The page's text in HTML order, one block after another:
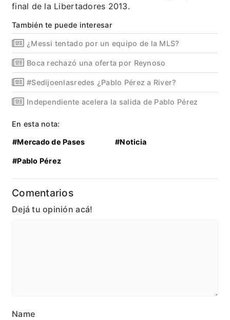
final de la Libertadores 2013.
También te puede interesar
¿Messi tentado por un equipo de la MLS?
Boca rechazó una oferta por Reynoso
#Sedijoenlasredes ¿Pablo Pérez a River?
Independiente acelera la salida de Pablo Pérez
En esta nota:
#Mercado de Pases #Noticia
#Pablo Pérez
Comentarios
Dejá tu opinión acá!
Name